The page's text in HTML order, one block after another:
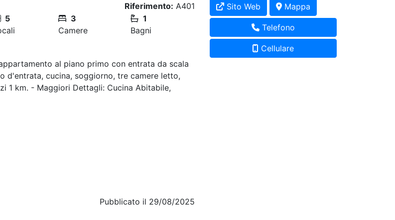
Riferimento: A401
5
3
Camere
1
Bagni
al piano primo con entrata da scala
d'entrata, cucina, soggiorno, tre camere letto,
1 km. - Maggiori Dettagli: Cucina Abitabile,
Pubblicato il 29/08/2025
Sito Web Mappa
Telefono
Cellulare